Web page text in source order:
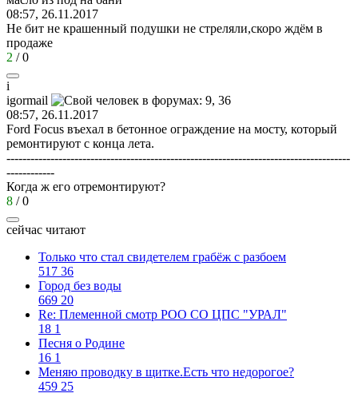
08:57, 26.11.2017
Не бит не крашенный подушки не стреляли,скоро ждём в
продаже
2 /0
i
igormail
08:57, 26.11.2017
Ford Focus въехал в бетонное ограждение на мосту, который
ремонтируют с конца лета.
--------------------------------------------------------------------------------------
------------
Когда ж его отремонтируют?
8 /0
сейчас читают
Только что стал свидетелем грабёж с разбоем
517 36
Город без воды
669 20
Re: Племеннoй смoтр РOO CO ЦПС "УРАЛ"
18 1
Песня о Родине
16 1
Меняю проводку в щитке.Есть что недорогое?
459 25